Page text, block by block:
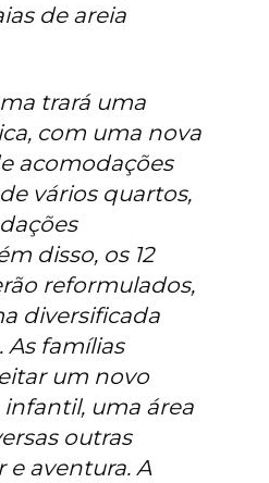
de areia
trará uma
com uma nova
acomodações
vários quartos,
disso, os 12
reformulados,
diversificada
As famílias
um novo
uma área
outras
e aventura. A